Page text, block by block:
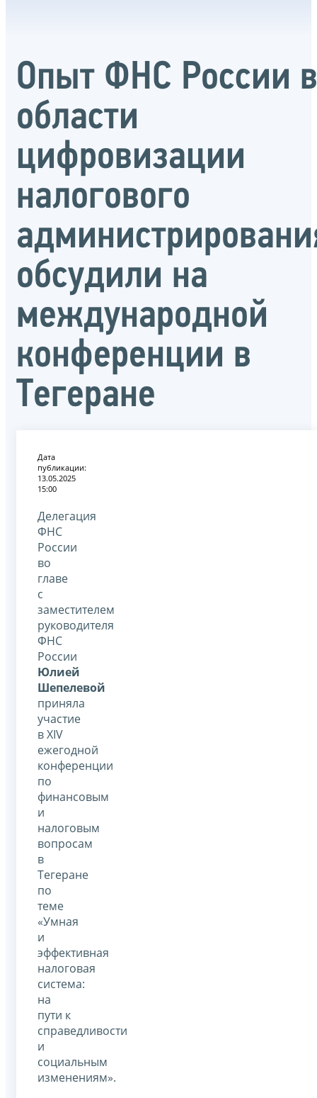
Опыт ФНС России в
области
цифровизации
налогового
обсудили на
международной
конференции в
Тегеране
Дата
публикации:
13.05.2025
15:00
Делегация
ФНС
России
во
главе
с
заместителем
руководителя
ФНС
России
Юлией
Шепелевой
приняла
участие
в XIV
ежегодной
конференции
по
финансовым
и
налоговым
вопросам
в
Тегеране
по
теме
«Умная
и
эффективная
налоговая
система:
на
пути к
справедливости
и
социальным
изменениям».